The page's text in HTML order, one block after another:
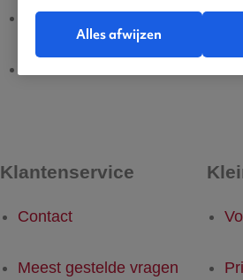
Asosa - Dusseldorf
Klantenservice
Contact
Meest gestelde vragen
Alles afwijzen